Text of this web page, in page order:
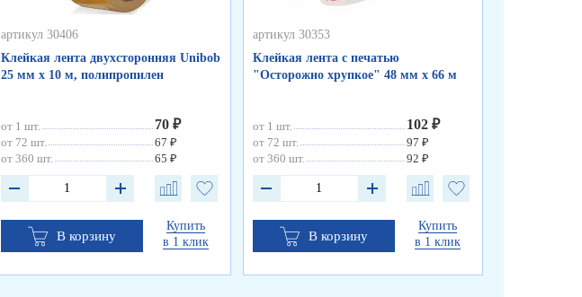
артикул 30406
Клейкая лента двухсторонняя Unibob
25 мм х 10 м, полипропилен
от 1 шт. 70 ₽
от 72 шт.
67 ₽
от 360 шт.
65 ₽
В корзину
Купить
в 1 клик
артикул 30353
Клейкая лента с печатью
"Осторожно хрупкое" 48 мм х 66 м
от 1 шт. 102 ₽
от 72 шт.
97 ₽
от 360 шт.
92 ₽
В корзину
Купить
в 1 клик